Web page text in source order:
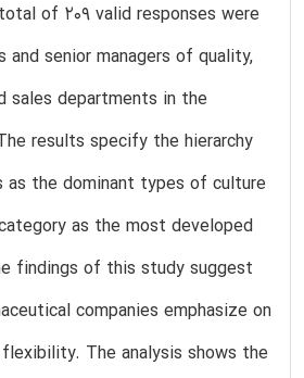
of 209 valid responses were
and senior managers of quality,
sales departments in the
results specify the hierarchy
as the dominant types of culture
as the most developed
findings of this study suggest
companies emphasize on
The analysis shows the